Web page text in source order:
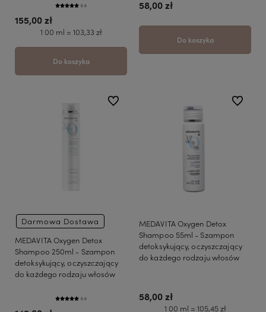
5.0
155,00 zł
1 00 ml = 103,33 zł
Do koszyka
58,00 zł
Do koszyka
Darmowa Dostawa
MEDAVITA Oxygen Detox
Shampoo 250ml - Szampon
detoksykujący, oczyszczający
do każdego rodzaju włosów
5.0
do ulubionych
MEDAVITA Oxygen Detox
Shampoo 55ml - Szampon
detoksykujący, oczyszczający
do każdego rodzaju włosów
58,00 zł
1 00 ml = 105,45 zł
do